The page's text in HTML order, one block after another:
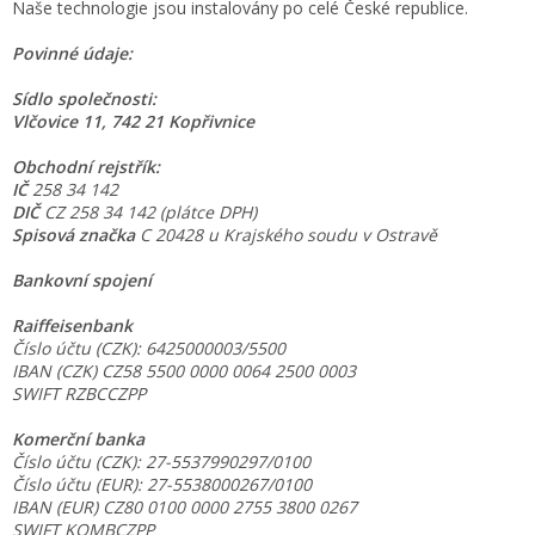
Naše technologie jsou instalovány po celé České republice.
Povinné údaje:
Sídlo společnosti:
Vlčovice 11, 742 21 Kopřivnice
Obchodní rejstřík:
IČ258 34 142
DIČCZ 258 34 142 (plátce DPH)
Spisová značkaC 20428 u Krajského soudu v Ostravě
Bankovní spojení
Raiffeisenbank
Číslo účtu (CZK): 6425000003/5500
IBAN (CZK) CZ58 5500 0000 0064 2500 0003
SWIFT RZBCCZPP
Komerční banka
Číslo účtu (CZK): 27-5537990297/0100
Číslo účtu (EUR): 27-5538000267/0100
IBAN (EUR) CZ80 0100 0000 2755 3800 0267
SWIFT KOMBCZPP